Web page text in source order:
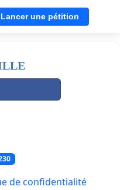
Lancer une pétition
de confidentialité